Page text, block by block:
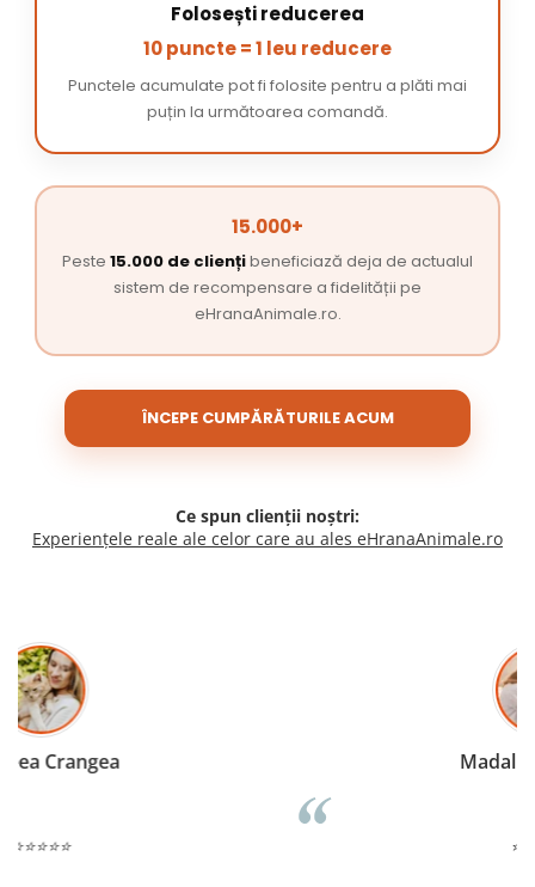
Folosești reducerea
10 puncte = 1 leu reducere
Punctele acumulate pot fi folosite pentru a plăti mai
puțin la următoarea comandă.
15.000+
Peste 15.000 de cliențibeneficiază deja de actualul
sistem de recompensare a fidelității pe
eHranaAnimale.ro.
ÎNCEPE CUMPĂRĂTURILE ACUM
Ce spun clienții noștri:
Experiențele reale ale celor care au ales eHranaAnimale.ro